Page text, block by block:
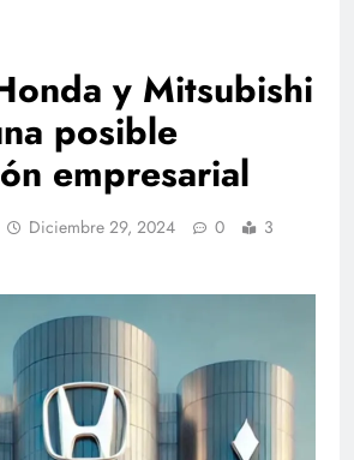
y Mitsubishi
posible
empresarial
Diciembre 29, 2024 0
3